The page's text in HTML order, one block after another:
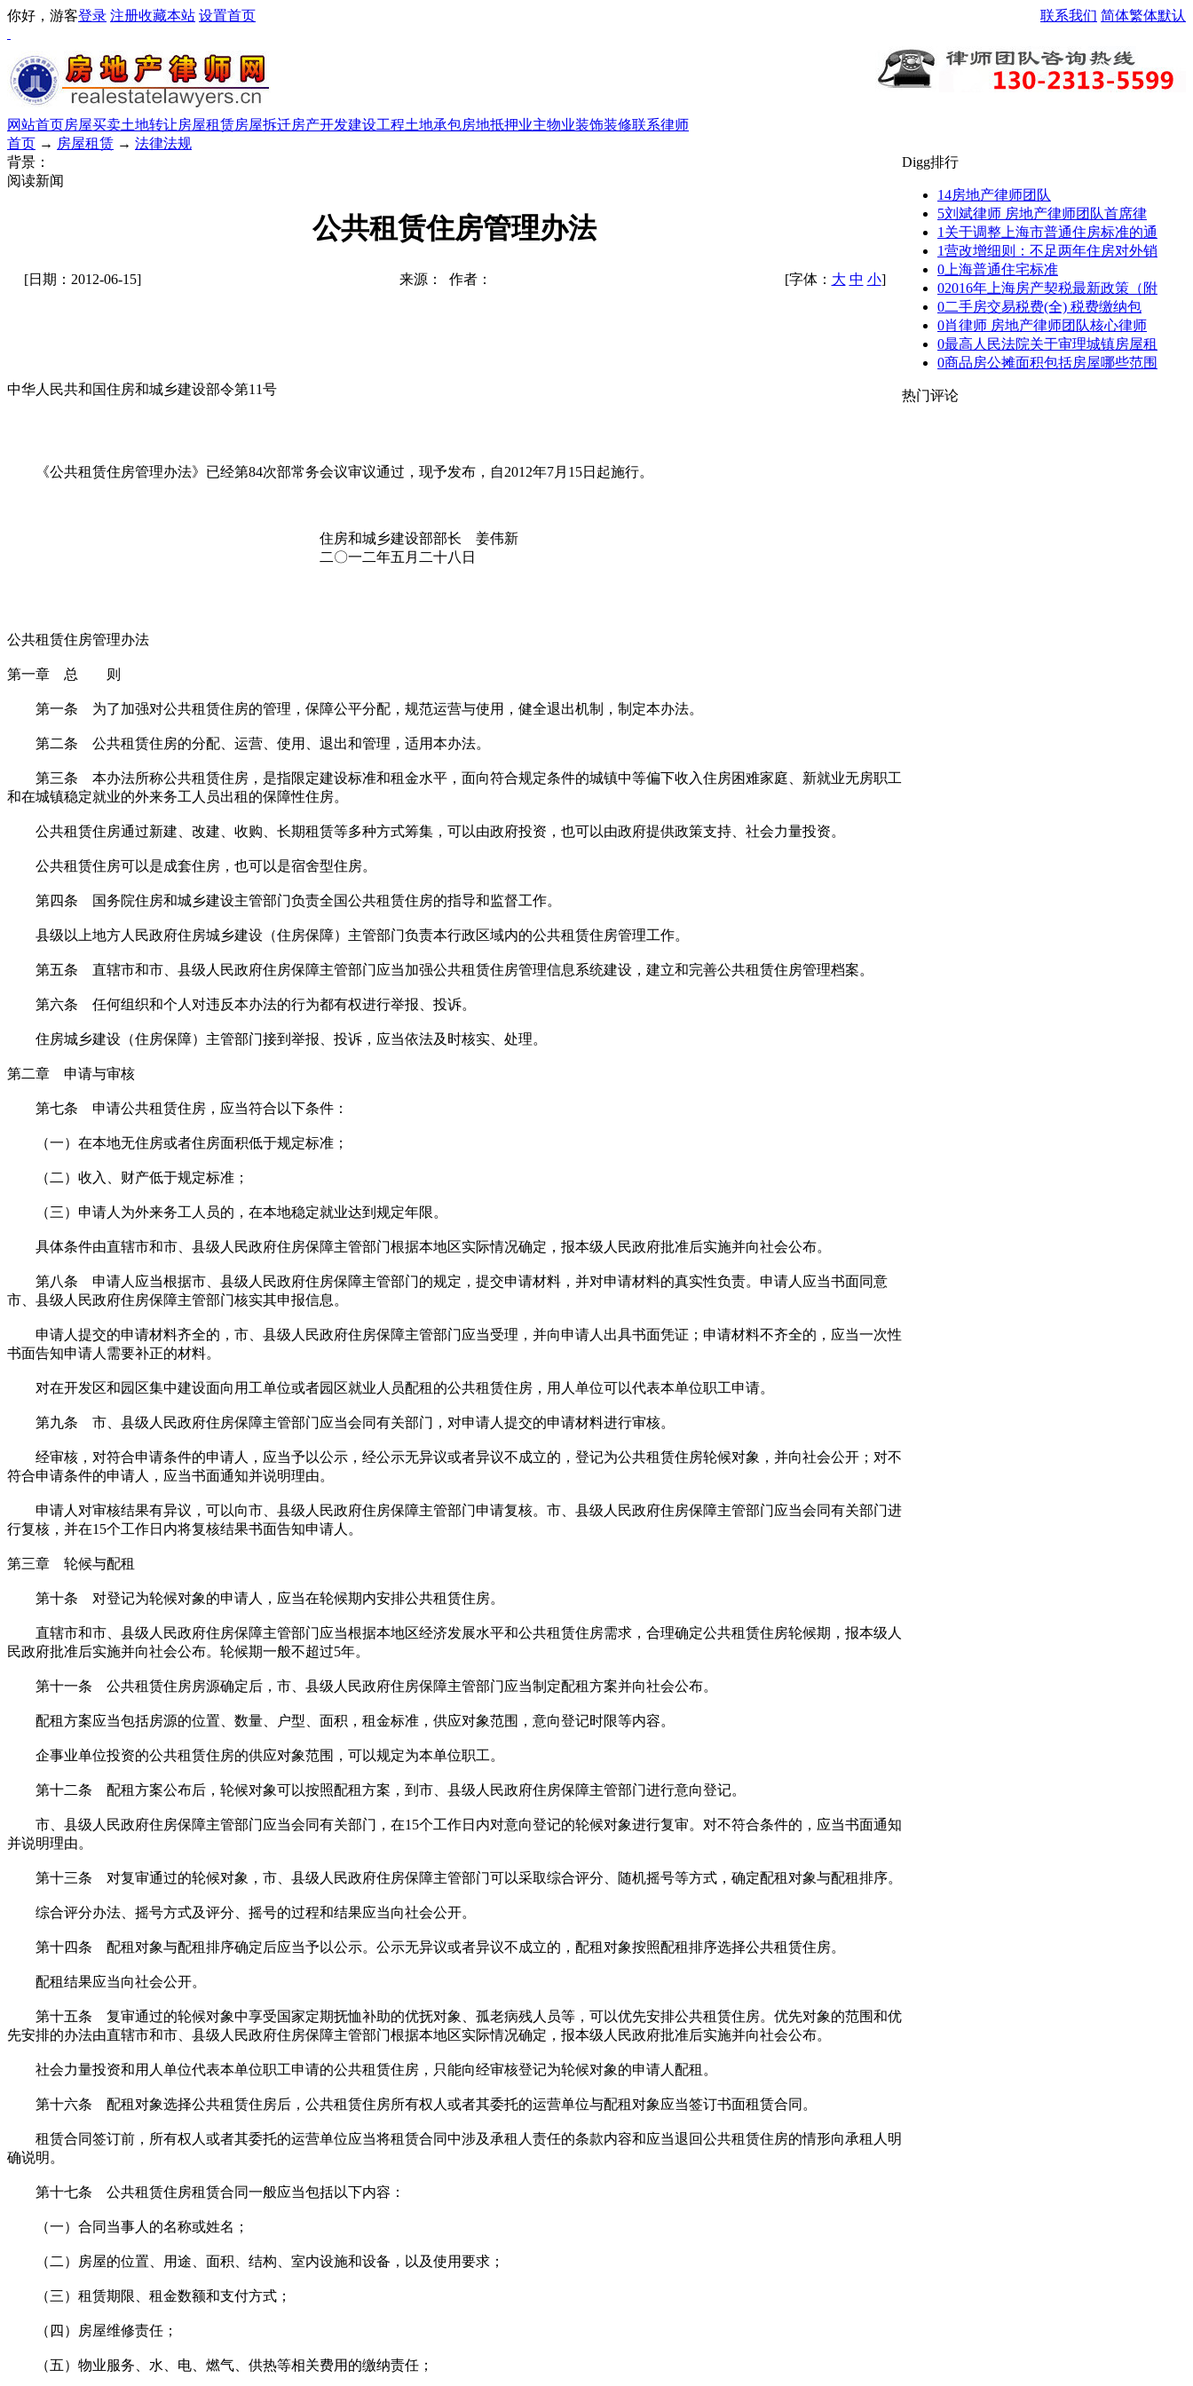
联系我们 简体繁体默认
你好，游客登录 注册收藏本站 设置首页
网站首页房屋买卖土地转让房屋租赁房屋拆迁房产开发建设工程土地承包房地抵押业主物业装饰装修联系律师
首页 → 房屋租赁 → 法律法规
背景：
阅读新闻
公共租赁住房管理办法
[日期：2012-06-15] 来源： 作者： [字体： 大 中 小]
中华人民共和国住房和城乡建设部令第11号
《公共租赁住房管理办法》已经第84次部常务会议审议通过，现予发布，自2012年7月15日起施行。
住房和城乡建设部部长 姜伟新
二〇一二年五月二十八日
公共租赁住房管理办法
第一章 总 则
第一条 为了加强对公共租赁住房的管理，保障公平分配，规范运营与使用，健全退出机制，制定本办法。
第二条 公共租赁住房的分配、运营、使用、退出和管理，适用本办法。
第三条 本办法所称公共租赁住房，是指限定建设标准和租金水平，面向符合规定条件的城镇中等偏下收入住房困难家庭、新就业无房职工
和在城镇稳定就业的外来务工人员出租的保障性住房。
公共租赁住房通过新建、改建、收购、长期租赁等多种方式筹集，可以由政府投资，也可以由政府提供政策支持、社会力量投资。
公共租赁住房可以是成套住房，也可以是宿舍型住房。
第四条 国务院住房和城乡建设主管部门负责全国公共租赁住房的指导和监督工作。
县级以上地方人民政府住房城乡建设（住房保障）主管部门负责本行政区域内的公共租赁住房管理工作。
第五条 直辖市和市、县级人民政府住房保障主管部门应当加强公共租赁住房管理信息系统建设，建立和完善公共租赁住房管理档案。
第六条 任何组织和个人对违反本办法的行为都有权进行举报、投诉。
住房城乡建设（住房保障）主管部门接到举报、投诉，应当依法及时核实、处理。
第二章 申请与审核
第七条 申请公共租赁住房，应当符合以下条件：
（一）在本地无住房或者住房面积低于规定标准；
（二）收入、财产低于规定标准；
（三）申请人为外来务工人员的，在本地稳定就业达到规定年限。
具体条件由直辖市和市、县级人民政府住房保障主管部门根据本地区实际情况确定，报本级人民政府批准后实施并向社会公布。
第八条 申请人应当根据市、县级人民政府住房保障主管部门的规定，提交申请材料，并对申请材料的真实性负责。申请人应当书面同意
市、县级人民政府住房保障主管部门核实其申报信息。
申请人提交的申请材料齐全的，市、县级人民政府住房保障主管部门应当受理，并向申请人出具书面凭证；申请材料不齐全的，应当一次性
书面告知申请人需要补正的材料。
对在开发区和园区集中建设面向用工单位或者园区就业人员配租的公共租赁住房，用人单位可以代表本单位职工申请。
第九条 市、县级人民政府住房保障主管部门应当会同有关部门，对申请人提交的申请材料进行审核。
经审核，对符合申请条件的申请人，应当予以公示，经公示无异议或者异议不成立的，登记为公共租赁住房轮候对象，并向社会公开；对不
符合申请条件的申请人，应当书面通知并说明理由。
申请人对审核结果有异议，可以向市、县级人民政府住房保障主管部门申请复核。市、县级人民政府住房保障主管部门应当会同有关部门进
行复核，并在15个工作日内将复核结果书面告知申请人。
第三章 轮候与配租
第十条 对登记为轮候对象的申请人，应当在轮候期内安排公共租赁住房。
直辖市和市、县级人民政府住房保障主管部门应当根据本地区经济发展水平和公共租赁住房需求，合理确定公共租赁住房轮候期，报本级人
民政府批准后实施并向社会公布。轮候期一般不超过5年。
第十一条 公共租赁住房房源确定后，市、县级人民政府住房保障主管部门应当制定配租方案并向社会公布。
配租方案应当包括房源的位置、数量、户型、面积，租金标准，供应对象范围，意向登记时限等内容。
企事业单位投资的公共租赁住房的供应对象范围，可以规定为本单位职工。
第十二条 配租方案公布后，轮候对象可以按照配租方案，到市、县级人民政府住房保障主管部门进行意向登记。
市、县级人民政府住房保障主管部门应当会同有关部门，在15个工作日内对意向登记的轮候对象进行复审。对不符合条件的，应当书面通知
并说明理由。
第十三条 对复审通过的轮候对象，市、县级人民政府住房保障主管部门可以采取综合评分、随机摇号等方式，确定配租对象与配租排序。
综合评分办法、摇号方式及评分、摇号的过程和结果应当向社会公开。
第十四条 配租对象与配租排序确定后应当予以公示。公示无异议或者异议不成立的，配租对象按照配租排序选择公共租赁住房。
配租结果应当向社会公开。
第十五条 复审通过的轮候对象中享受国家定期抚恤补助的优抚对象、孤老病残人员等，可以优先安排公共租赁住房。优先对象的范围和优
先安排的办法由直辖市和市、县级人民政府住房保障主管部门根据本地区实际情况确定，报本级人民政府批准后实施并向社会公布。
社会力量投资和用人单位代表本单位职工申请的公共租赁住房，只能向经审核登记为轮候对象的申请人配租。
第十六条 配租对象选择公共租赁住房后，公共租赁住房所有权人或者其委托的运营单位与配租对象应当签订书面租赁合同。
租赁合同签订前，所有权人或者其委托的运营单位应当将租赁合同中涉及承租人责任的条款内容和应当退回公共租赁住房的情形向承租人明
确说明。
第十七条 公共租赁住房租赁合同一般应当包括以下内容：
（一）合同当事人的名称或姓名；
（二）房屋的位置、用途、面积、结构、室内设施和设备，以及使用要求；
（三）租赁期限、租金数额和支付方式；
（四）房屋维修责任；
（五）物业服务、水、电、燃气、供热等相关费用的缴纳责任；
Digg排行
14房地产律师团队
5刘斌律师 房地产律师团队首席律
1 关于调整上海市普通住房标准的通
1营改增细则：不足两年住房对外销
0 上海普通住宅标准
02016年上海房产契税最新政策（附
0二手房交易税费(全) 税费缴纳包
0肖律师 房地产律师团队核心律师
0最高人民法院关于审理城镇房屋租
0商品房公摊面积包括房屋哪些范围
热门评论